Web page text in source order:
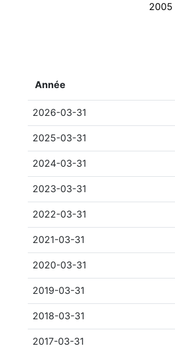
2005
Année
2026-03-31
2025-03-31
2024-03-31
2023-03-31
2022-03-31
2021-03-31
2020-03-31
2019-03-31
2018-03-31
2017-03-31